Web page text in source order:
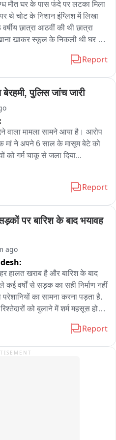
मौत घर के पास फंदे पर लटका मिला
थे चोट के निशान इंग्लिश में लिखा
छात्रा आठवीं की थी छात्रा
खाकर स्कूल के निकली थी घर से
रुम में छात्रा का मिला शव छात्रा के
निकली थी परिवार में गुमशुदगी की
तीन से अज्ञात नंबर से आये फोन
नहीं देने पर बच्ची की गई हत्या
ने कहा बच्ची को इंग्लिश नहीं आती
घर के बगल वाली फ्लैट में मिला
क्षेत्र का मामला
Report
पुलिस जांच जारी
वाला मामला सामने आया है। आरोप
मां ने अपने 6 साल के मासूम बेटे को
को गर्म चाकू से जला दिया...
में ये साफ होगा कि बच्चे के साथ
Report
पर बारिश के बाद भयावह
ago
हालत खराब है और बारिश के बाद
कई वर्षों से सड़क का सही निर्माण नहीं
का सामना करना पड़ता है.
को बुलाने में शर्म महसूस होती
बदतर नजर आती है. मुख्य सड़क एक
होने की घटनाएं होती रहती हैं.
Report